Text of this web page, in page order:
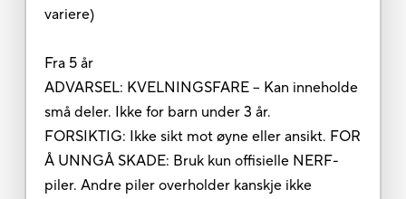
variere)
Fra 5 år
ADVARSEL: KVELNINGSFARE – Kan inneholde
små deler. Ikke for barn under 3 år.
FORSIKTIG: Ikke sikt mot øyne eller ansikt. FOR
Å UNNGÅ SKADE: Bruk kun offisielle NERF-
piler. Andre piler overholder kanskje ikke